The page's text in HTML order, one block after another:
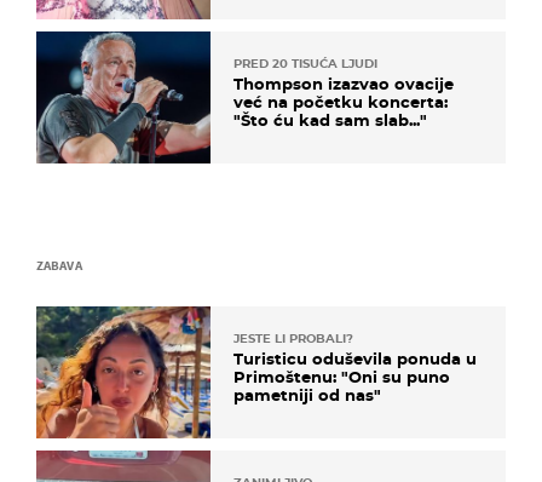
PRED 20 TISUĆA LJUDI
Thompson izazvao ovacije
već na početku koncerta:
"Što ću kad sam slab..."
ZABAVA
JESTE LI PROBALI?
Turisticu oduševila ponuda u
Primoštenu: "Oni su puno
pametniji od nas"